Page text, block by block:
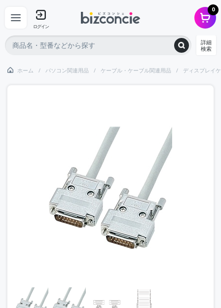
ログイン
0
詳細
検索
ホーム パソコン関連用品 ケーブル・ケーブル関連用品 ディスプレイ